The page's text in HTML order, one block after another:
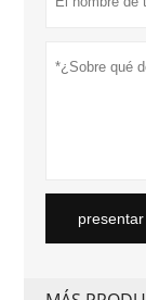
presentar